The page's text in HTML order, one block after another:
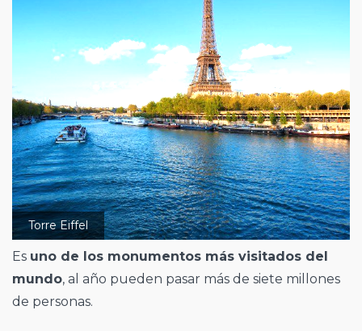
Torre Eiffel
Es uno de los monumentos más visitados del
mundo, al año pueden pasar más de siete millones
de personas.